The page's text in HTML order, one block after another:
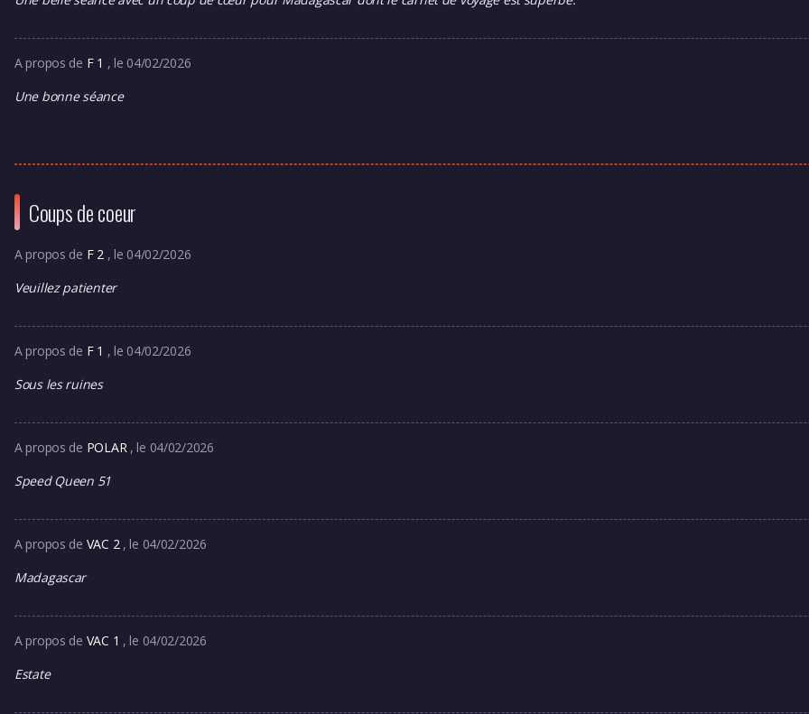
A propos de F 1 , le 04/02/2026
Une bonne séance
Coups de coeur
A propos de F 2 , le 04/02/2026
Veuillez patienter
A propos de F 1 , le 04/02/2026
Sous les ruines
A propos de POLAR , le 04/02/2026
Speed Queen 51
A propos de VAC 2 , le 04/02/2026
Madagascar
A propos de VAC 1 , le 04/02/2026
Estate